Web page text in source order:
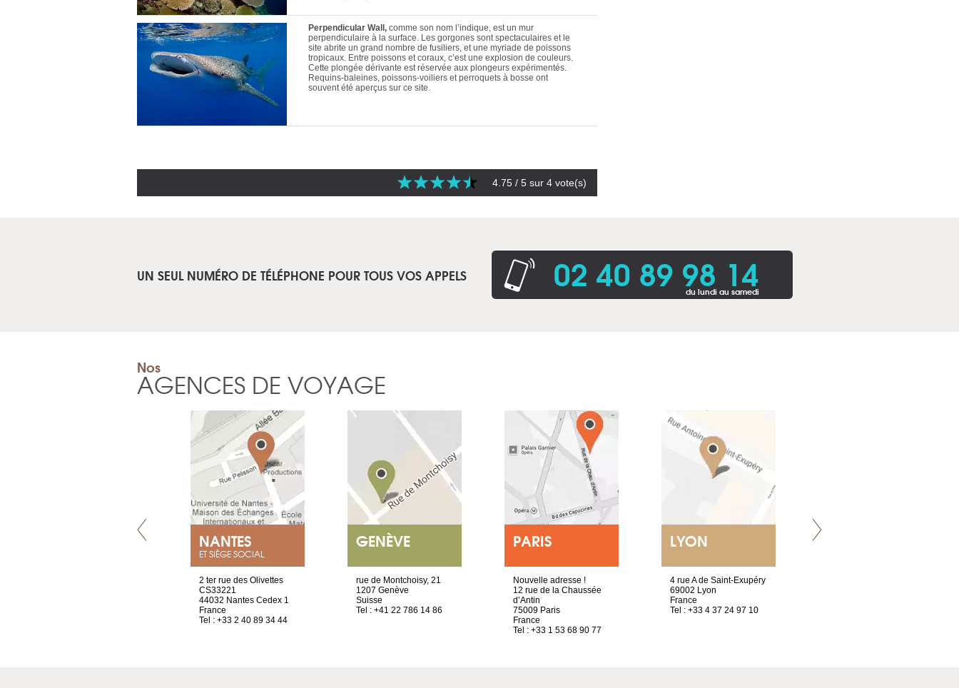
Perpendicular Wall, comme son nom l’indique, est un mur
perpendiculaire à la surface. Les gorgones sont spectaculaires et le
site abrite un grand nombre de fusiliers, et une myriade de poissons
tropicaux. Entre poissons et coraux, c’est une explosion de couleurs.
Cette plongée dérivante est réservée aux plongeurs expérimentés.
Requins-baleines, poissons-voiliers et perroquets à bosse ont
souvent été aperçus sur ce site.
4.75 / 5 sur 4 vote(s)
UN SEUL NUMÉRO DE TÉLÉPHONE POUR TOUS VOS APPELS 02 40 89 98 14
du lundi au samedi
Nos
AGENCES DE VOYAGE
NANTES
ET SIÈGE SOCIAL
2 ter rue des Olivettes
CS33221
44032 Nantes Cedex 1
France
Tel : +33 2 40 89 34 44
GENÈVE
rue de Montchoisy, 21
1207 Genève
Suisse
Tel : +41 22 786 14 86
PARIS
Nouvelle adresse !
12 rue de la Chaussée
d’Antin
75009 Paris
France
Tel : +33 1 53 68 90 77
LYON
4 rue A de Saint-Exupéry
69002 Lyon
France
Tel : +33 4 37 24 97 10